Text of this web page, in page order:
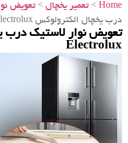
Home
>تعمیر یخچال >تعویض
درب یخچال‌ الکترولوکس Electrolux
تعویض نوار لاستیک درب
Electrolux